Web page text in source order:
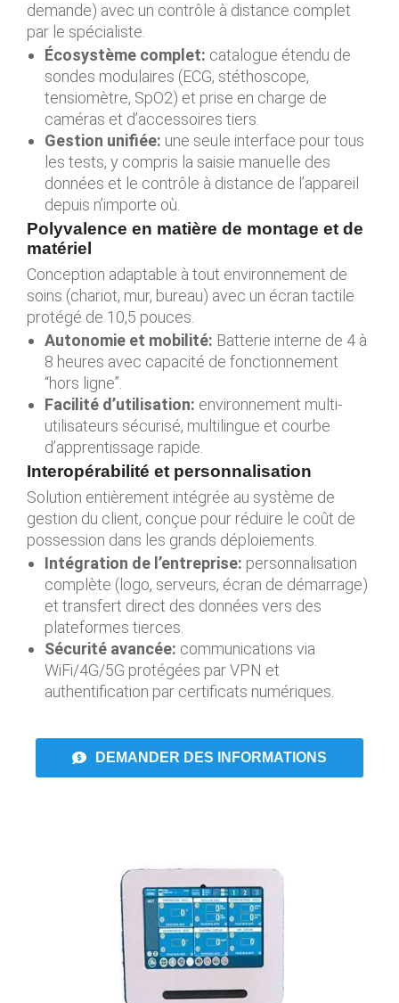
demande) avec un contrôle à distance complet
par le spécialiste.
Écosystème complet: catalogue étendu de
sondes modulaires (ECG, stéthoscope,
tensiomètre, SpO2) et prise en charge de
caméras et d’accessoires tiers.
Gestion unifiée: une seule interface pour tous
les tests, y compris la saisie manuelle des
données et le contrôle à distance de l’appareil
depuis n’importe où.
Polyvalence en matière de montage et de
matériel
Conception adaptable à tout environnement de
soins (chariot, mur, bureau) avec un écran tactile
protégé de 10,5 pouces.
Autonomie et mobilité: Batterie interne de 4 à
8 heures avec capacité de fonctionnement
“hors ligne”.
Facilité d’utilisation: environnement multi-
utilisateurs sécurisé, multilingue et courbe
d’apprentissage rapide.
Interopérabilité et personnalisation
Solution entièrement intégrée au système de
gestion du client, conçue pour réduire le coût de
possession dans les grands déploiements.
Intégration de l’entreprise: personnalisation
complète (logo, serveurs, écran de démarrage)
et transfert direct des données vers des
plateformes tierces.
Sécurité avancée: communications via
WiFi/4G/5G protégées par VPN et
authentification par certificats numériques.
DEMANDER DES INFORMATIONS